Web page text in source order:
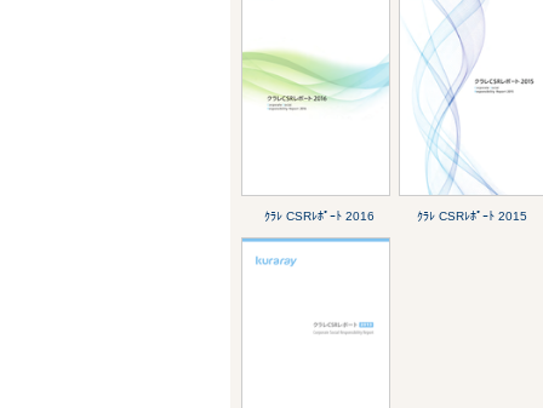
ｸﾗﾚ CSRﾚﾎﾟｰﾄ 2016 ｸﾗﾚ CSRﾚﾎﾟｰﾄ 2015